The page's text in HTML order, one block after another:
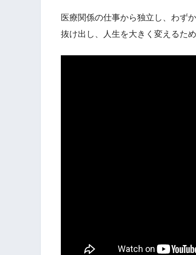
医療関係の仕事から独立し、わず
抜け出し、人生を大きく変えるた